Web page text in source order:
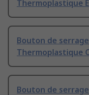
Thermoplastique
Bouton de serrage
Thermoplastique
Bouton de serrage